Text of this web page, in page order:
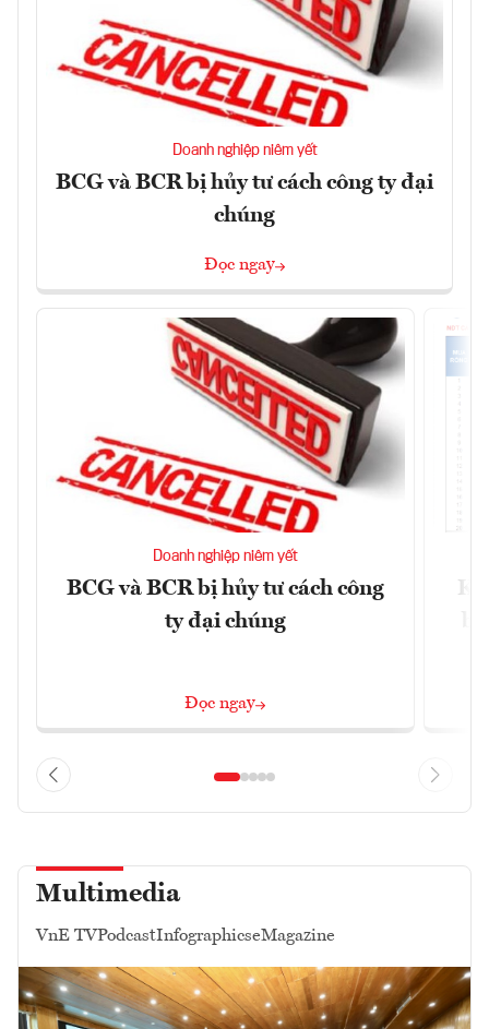
Doanh nghiệp niêm yết
BCG và BCR bị hủy tư cách công ty đại
chúng
Đọc ngay
Doanh nghiệp niêm yết
BCG và BCR bị hủy tư cách công
ty đại chúng
Đọc ngay
Multimedia
VnE TVPodcastInfographicseMagazine